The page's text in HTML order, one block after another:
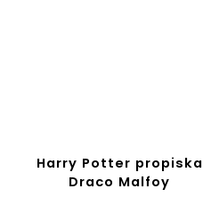
Harry Potter propiska
Draco Malfoy